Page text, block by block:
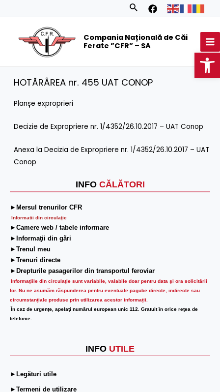
Search
Compania Națională de Căi
Ferate ”CFR” – SA
INFO CĂLĂTORI
►Mersul trenurilor CFR
Informatii din circulaţie
►Camere web / tabele informare
►Informaţii din gări
►Trenul meu
►Trenuri directe
►Drepturile pasagerilor din transportul feroviar
Informaţiile din circulaţie sunt variabile, valabile doar pentru data şi ora solicitării
lor. Nu ne asumăm răspunderea pentru eventuale pagube directe, indirecte sau
circumstanțiale produse prin utilizarea acestor informații.
În caz de urgenţe, apelaţi numărul european unic 112. Gratuit în orice reţea de
telefonie.
INFO UTILE
►Legături utile
►Termeni de utilizare
HOTĂRÂREA nr. 455 UAT CONOP
Planșe exproprieri
Decizie de Expropriere nr. 1/4352/26.10.2017 – UAT Conop
Anexa la Decizia de Expropriere nr. 1/4352/26.10.2017 – UAT
Conop